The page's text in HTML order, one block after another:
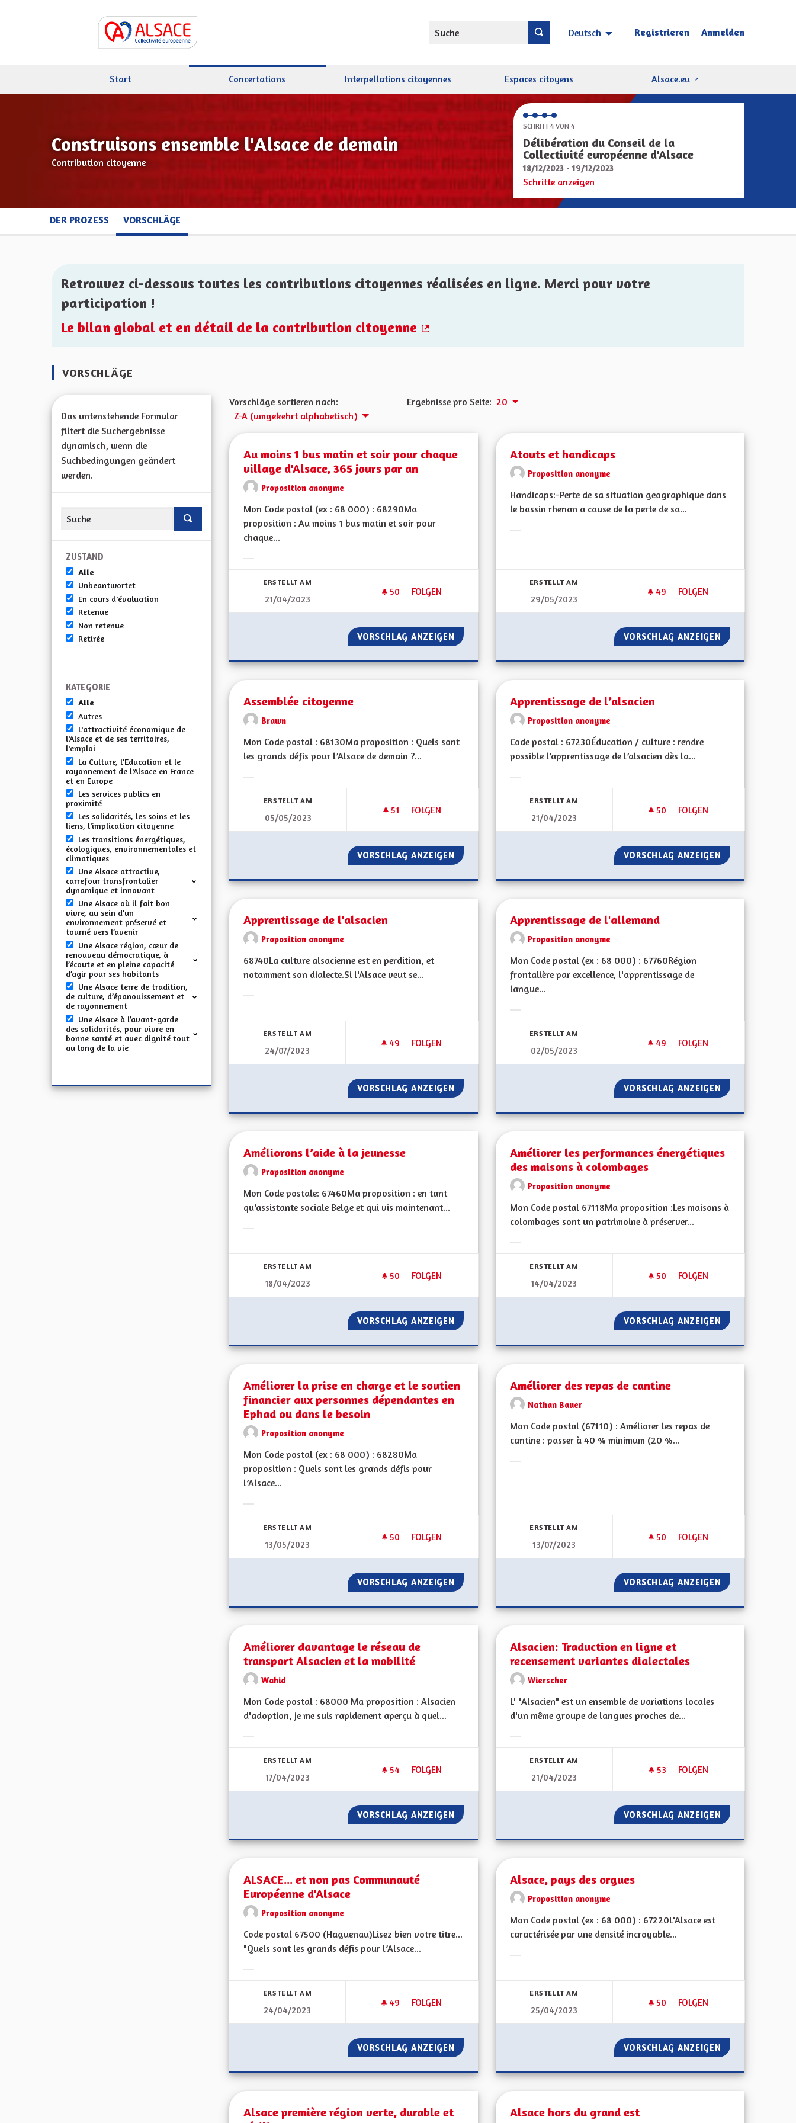
Suche Deutsch Choisir la langue Sprache wählen
Registrieren Anmelden
Start Concertations Interpellations citoyennes Espaces citoyens
Alsace.eu
Construisons ensemble l'Alsace de demain
Contribution citoyenne
SCHRITT 4 VON 4
Délibération du Conseil de la
Collectivité européenne d'Alsace
18/12/2023 - 19/12/2023
Schritte anzeigen
DER PROZESS VORSCHLÄGE
Retrouvez ci-dessous toutes les contributions citoyennes réalisées en ligne. Merci pour votre
participation !
Le bilan global et en détail de la contribution citoyenne
VORSCHLÄGE
Das untenstehende Formular
filtert die Suchergebnisse
dynamisch, wenn die
Suchbedingungen geändert
werden.
ZUSTAND
Alle
Unbeantwortet
En cours d'évaluation
Retenue
Non retenue
Retirée
KATEGORIE
Alle
Autres
L'attractivité économique de
l'Alsace et de ses territoires,
l'emploi
La Culture, l'Education et le
rayonnement de l'Alsace en France
et en Europe
Les services publics en
proximité
Les solidarités, les soins et les
liens, l'implication citoyenne
Les transitions énergétiques,
écologiques, environnementales et
climatiques
Une Alsace attractive,
carrefour transfrontalier
dynamique et innovant
Une Alsace où il fait bon
vivre, au sein d’un
environnement préservé et
tourné vers l’avenir
Une Alsace région, cœur de
renouveau démocratique, à
l’écoute et en pleine capacité
d’agir pour ses habitants
Une Alsace terre de tradition,
de culture, d’épanouissement et
de rayonnement
Une Alsace à l’avant-garde
des solidarités, pour vivre en
bonne santé et avec dignité tout
au long de la vie
Vorschläge sortieren nach:
Z-A (umgekehrt alphabetisch)
Ergebnisse pro Seite: 20
Au moins 1 bus matin et soir pour chaque
village d'Alsace, 365 jours par an
Proposition anonyme
Mon Code postal (ex : 68 000) : 68290Ma
proposition : Au moins 1 bus matin et soir pour
chaque...
ERSTELLT AM
21/04/2023
50 50 FOLLOWER
FOLGEN
AU MOINS 1 BUS MATIN ET SOIR POUR CHAQUE VILLAGE D'ALSACE, 365 JOURS PAR AN
VORSCHLAG ANZEIGEN AU MOINS 1 BUS MATIN ET SOIR POUR CHAQUE VILLAGE D'ALSACE, 365 JOURS
Atouts et handicaps
Proposition anonyme
Handicaps:-Perte de sa situation geographique dans
le bassin rhenan a cause de la perte de sa...
ERSTELLT AM
29/05/2023
49 49 FOLLOWER
FOLGEN
ATOUTS ET HANDICAPS
VORSCHLAG ANZEIGEN ATOUTS ET
Assemblée citoyenne
Brawn
Mon Code postal : 68130Ma proposition : Quels sont
les grands défis pour l’Alsace de demain ?...
ERSTELLT AM
05/05/2023
51 51 FOLLOWER
FOLGEN
ASSEMBLÉE CITOYENNE
VORSCHLAG ANZEIGEN ASSEMBLÉE CITOYENNE
Apprentissage de l’alsacien
Proposition anonyme
Code postal : 67230Éducation / culture : rendre
possible l’apprentissage de l’alsacien dès la...
ERSTELLT AM
21/04/2023
50 50 FOLLOWER
FOLGEN
APPRENTISSAGE DE
VORSCHLAG ANZEIGEN APPRENTISSAGE
Apprentissage de l'alsacien
Proposition anonyme
68740La culture alsacienne est en perdition, et
notamment son dialecte.Si l'Alsace veut se...
ERSTELLT AM
24/07/2023
49 49 FOLLOWER
FOLGEN
APPRENTISSAGE DE L'ALSACIEN
VORSCHLAG ANZEIGEN APPRENTISSAGE DE L'ALSACIEN
Apprentissage de l'allemand
Proposition anonyme
Mon Code postal (ex : 68 000) : 67760Région
frontalière par excellence, l'apprentissage de
langue...
ERSTELLT AM
02/05/2023
49 49 FOLLOWER
FOLGEN
APPRENTISSAGE DE
VORSCHLAG ANZEIGEN
Améliorons l’aide à la jeunesse
Proposition anonyme
Mon Code postale: 67460Ma proposition : en tant
qu’assistante sociale Belge et qui vis maintenant...
ERSTELLT AM
18/04/2023
50 50 FOLLOWER
FOLGEN
AMÉLIORONS L’AIDE À LA JEUNESSE
VORSCHLAG ANZEIGEN AMÉLIORONS L’AIDE À LA JEUNESSE
Améliorer les performances énergétiques
des maisons à colombages
Proposition anonyme
Mon Code postal 67118Ma proposition :Les maisons à
colombages sont un patrimoine à préserver...
ERSTELLT AM
14/04/2023
50 50 FOLLOWER
FOLGEN
AMÉLIORER LES
VORSCHLAG ANZEIGEN AMÉLIORER LES
Améliorer la prise en charge et le soutien
financier aux personnes dépendantes en
Ephad ou dans le besoin
Proposition anonyme
Mon Code postal (ex : 68 000) : 68280Ma
proposition : Quels sont les grands défis pour
l’Alsace...
ERSTELLT AM
13/05/2023
50 50 FOLLOWER
FOLGEN
AMÉLIORER LA PRISE EN CHARGE ET LE SOUTIEN FINANCIER AUX PERSONNES DÉPENDANTES EN
VORSCHLAG ANZEIGEN AMÉLIORER LA PRISE EN CHARGE ET LE SOUTIEN FINANCIER AUX PERSONNES
Améliorer des repas de cantine
Nathan Bauer
Mon Code postal (67110) : Améliorer les repas de
cantine : passer à 40 % minimum (20 %...
ERSTELLT AM
13/07/2023
50 50 FOLLOWER
FOLGEN
AMÉLIORER DES REPAS DE
VORSCHLAG ANZEIGEN AMÉLIORER DES
Améliorer davantage le réseau de
transport Alsacien et la mobilité
Wahid
Mon Code postal : 68000 Ma proposition : Alsacien
d'adoption, je me suis rapidement aperçu à quel...
ERSTELLT AM
17/04/2023
54 54 FOLLOWER
FOLGEN
AMÉLIORER DAVANTAGE LE RÉSEAU DE TRANSPORT ALSACIEN ET LA MOBILITÉ
VORSCHLAG ANZEIGEN AMÉLIORER DAVANTAGE LE RÉSEAU DE TRANSPORT ALSACIEN ET LA MOBILITÉ
Alsacien: Traduction en ligne et
recensement variantes dialectales
Wierscher
L' "Alsacien" est un ensemble de variations locales
d'un même groupe de langues proches de...
ERSTELLT AM
21/04/2023
53 53 FOLLOWER
FOLGEN
ALSACIEN: TRADUCTION EN
VORSCHLAG ANZEIGEN ALSACIEN:
ALSACE... et non pas Communauté
Européenne d'Alsace
Proposition anonyme
Code postal 67500 (Haguenau)Lisez bien votre titre...
"Quels sont les grands défis pour l’Alsace...
ERSTELLT AM
24/04/2023
49 49 FOLLOWER
FOLGEN
ALSACE... ET NON PAS COMMUNAUTÉ EUROPÉENNE D'ALSACE
VORSCHLAG ANZEIGEN ALSACE... ET NON PAS COMMUNAUTÉ EUROPÉENNE D'ALSACE
Alsace, pays des orgues
Proposition anonyme
Mon Code postal (ex : 68 000) : 67220L'Alsace est
caractérisée par une densité incroyable...
ERSTELLT AM
25/04/2023
50 50 FOLLOWER
FOLGEN
ALSACE, PAYS DES ORGUES
VORSCHLAG ANZEIGEN ALSACE, PAYS
Alsace première région verte, durable et
Alsace hors du grand est